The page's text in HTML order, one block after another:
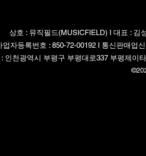
상호 : 뮤직필드(MUSICFIELD) I 대표 : 김
업자등록번호 : 850-72-00192 I 통신판매업
: 인천광역시 부평구 부평대로337 부평제이